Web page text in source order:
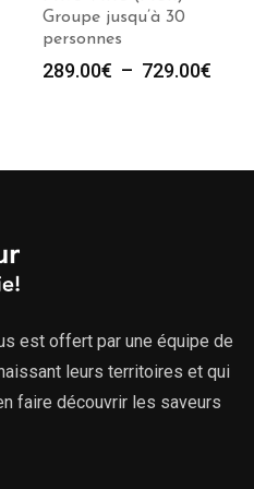
Groupe jusqu’à 30
personnes
289.00€ – 729.00€
à
est offert par une équipe de
leurs territoires et qui
faire découvrir les saveurs